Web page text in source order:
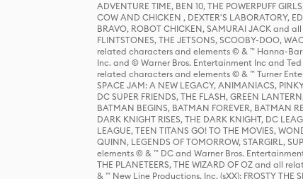
ADVENTURE TIME, BEN 10, THE POWERPUFF
COW AND CHICKEN , DEXTER'S LABORATORY,
BRAVO, ROBOT CHICKEN, SAMURAI JACK and
FLINTSTONES, THE JETSONS, SCOOBY-DOO,
related characters and elements © & ™ Hanna-
Inc. and © Warner Bros. Entertainment Inc and
related characters and elements © & ™ Turner
SPACE JAM: A NEW LEGACY, ANIMANIACS,
DC SUPER FRIENDS, THE FLASH, GREEN
BATMAN BEGINS, BATMAN FOREVER, BATMAN
DARK KNIGHT RISES, THE DARK KNIGHT, DC
LEAGUE, TEEN TITANS GO! TO THE MOVIES,
QUINN, LEGENDS OF TOMORROW, STARGIRL,
elements © & ™ DC and Warner Bros.
THE PLANETEERS, THE WIZARD OF OZ and all
& ™ New Line Productions, Inc. (sXX); FROSTY